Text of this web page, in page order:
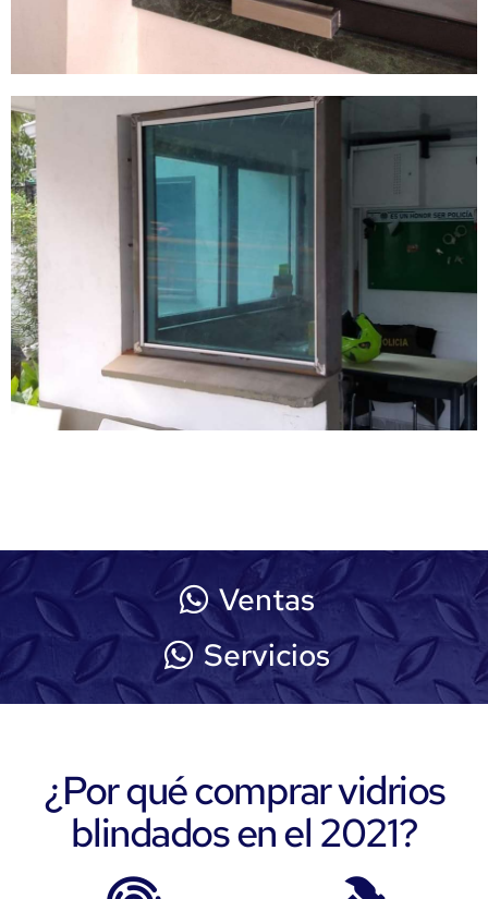
Ventas
Servicios
¿Por qué comprar vidrios
blindados en el 2021?